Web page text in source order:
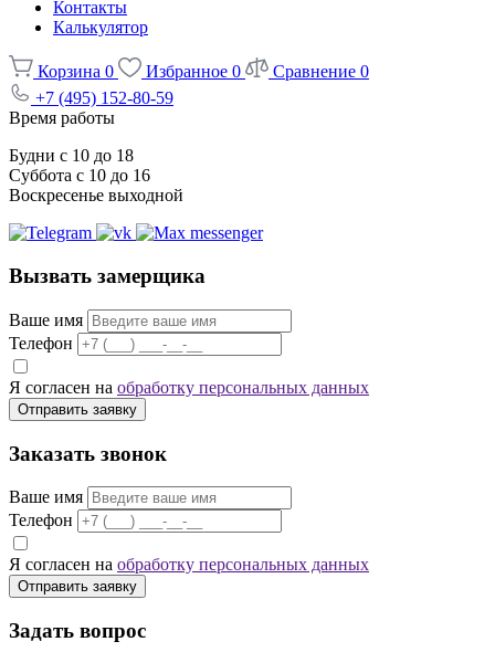
Контакты
Калькулятор
Корзина 0 Избранное 0 Сравнение 0
+7 (495) 152-80-59
Время работы
Будни с 10 до 18
Суббота с 10 до 16
Воскресенье выходной
Вызвать замерщика
Ваше имя
Телефон
Я согласен на обработку персональных данных
Отправить заявку
Заказать звонок
Ваше имя
Телефон
Я согласен на обработку персональных данных
Отправить заявку
Задать вопрос